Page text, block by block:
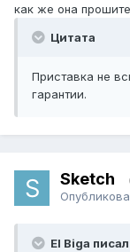
как же она
Цитата
Приставка не
гарантии.
Sketch
El Biga